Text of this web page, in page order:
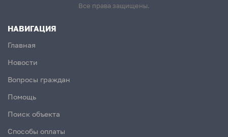
Все права защищены.
НАВИГАЦИЯ
Главная
Новости
Вопросы граждан
Помощь
Поиск объекта
Способы оплаты